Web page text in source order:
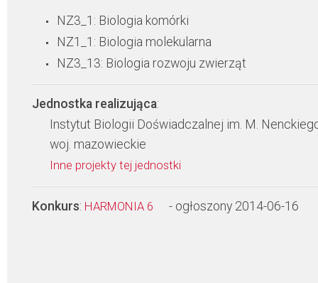
NZ3_1: Biologia komórki
NZ1_1: Biologia molekularna
NZ3_13: Biologia rozwoju zwierząt
Jednostka realizująca:
Instytut Biologii Doświadczalnej im. M.
woj. mazowieckie
Inne projekty tej jednostki
Konkurs: HARMONIA 6 - ogłoszony 2014-06-16